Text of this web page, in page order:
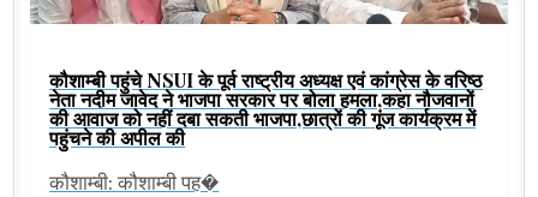
कौशाम्बी पहुंचे NSUI के पूर्व राष्ट्रीय अध्यक्ष एवं कांग्रेस के वरिष्ठ
नेता नदीम जावेद ने भाजपा सरकार पर बोला हमला,कहा नौजवानों
की आवाज को नहीं दबा सकती भाजपा,छात्रों की गूंज कार्यक्रम में
पहुंचने की अपील की
कौशाम्बी: कौशाम्बी पह�